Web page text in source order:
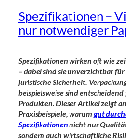
Spezifikationen –
nur notwendiger
Spezifikationen wirken oft wie
– dabei sind sie unverzichtbar
juristische Sicherheit.
beispielsweise sind
Produkten. Dieser Artikel zeigt
Praxisbeispiele, warum gut
Spezifikationennicht nur
sondern auch wirtschaftliche